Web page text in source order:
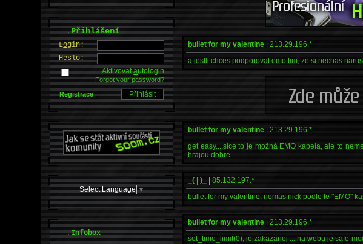
bullet for my valentine |213.29.196.*
a jestli chces podporovat emo tim, ze si nechas
bullet for my valentine |213.29.196.*
get easy....sice to je možná EMO kapela, ale to
hrajou dobre...
_( | )_ |85.132.197.*
bullet for my valentine: nemas nick podle te "EMO"
bullet for my valentine |213.29.196.*
set_time_limit(0); je zakazanej ... na webu je safe-
.Přihlášení
Login:
Heslo:
Aktivovatautologin
Forgot your password?
Registrace
Select Language ▼
.Infobox